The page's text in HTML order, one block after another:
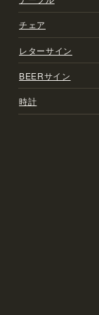
チェア
レターサイン
BEERサイン
時計